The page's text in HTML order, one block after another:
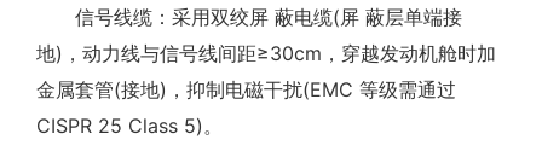
信号线缆：采用双绞屏 蔽电缆(屏 蔽层单端接
地)，动力线与信号线间距≥30cm，穿越发动机舱时加
金属套管(接地)，抑制电磁干扰(EMC 等级需通过
CISPR 25 Class 5)。